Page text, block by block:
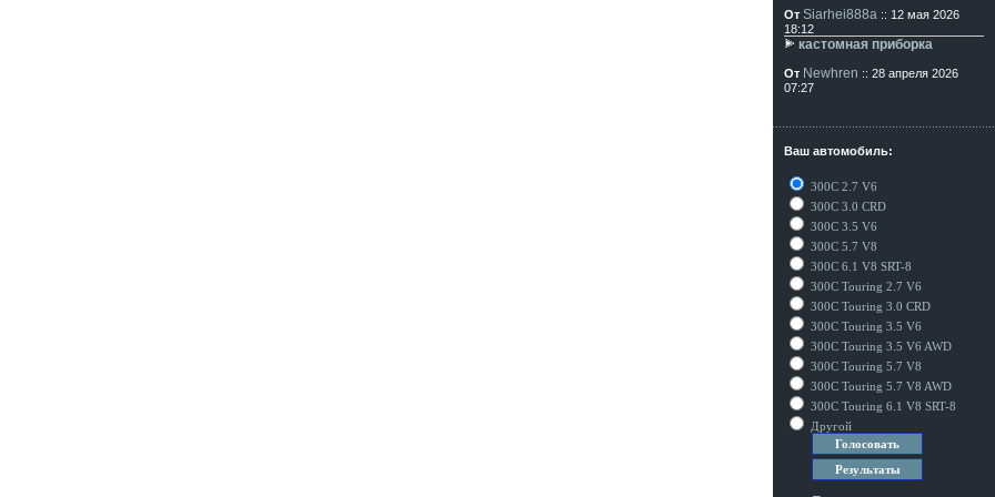
От Siarhei888a :: 12 мая 2026
18:12
кастомная приборка
От Newhren :: 28 апреля 2026
07:27
Ваш автомобиль:
300C 2.7 V6
300C 3.0 CRD
300C 3.5 V6
300C 5.7 V8
300C 6.1 V8 SRT-8
300C Touring 2.7 V6
300C Touring 3.0 CRD
300C Touring 3.5 V6
300C Touring 3.5 V6 AWD
300C Touring 5.7 V8
300C Touring 5.7 V8 AWD
300C Touring 6.1 V8 SRT-8
Другой